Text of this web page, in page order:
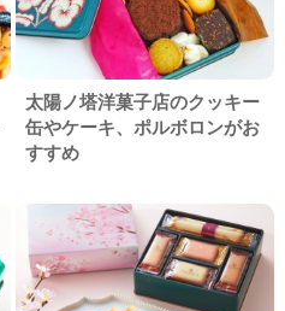
太陽ノ塔洋菓子店のクッキー
缶やケーキ、ポルボロンがお
すすめ